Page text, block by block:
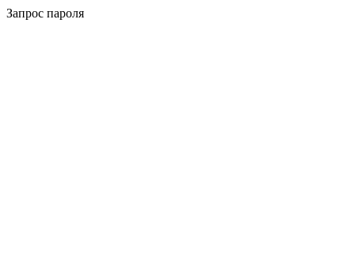
Запрос пароля